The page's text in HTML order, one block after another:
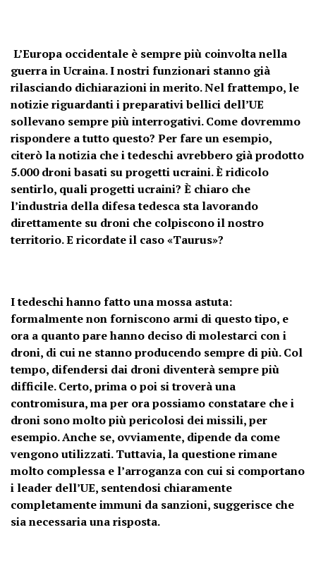
L’Europa occidentale è sempre più coinvolta nella
guerra in Ucraina. I nostri funzionari stanno già
rilasciando dichiarazioni in merito. Nel frattempo, le
notizie riguardanti i preparativi bellici dell’UE
sollevano sempre più interrogativi. Come dovremmo
rispondere a tutto questo? Per fare un esempio,
citerò la notizia che i tedeschi avrebbero già prodotto
5.000 droni basati su progetti ucraini. È ridicolo
sentirlo, quali progetti ucraini? È chiaro che
l’industria della difesa tedesca sta lavorando
direttamente su droni che colpiscono il nostro
territorio. E ricordate il caso «Taurus»?
I tedeschi hanno fatto una mossa astuta:
formalmente non forniscono armi di questo tipo, e
ora a quanto pare hanno deciso di molestarci con i
droni, di cui ne stanno producendo sempre di più. Col
tempo, difendersi dai droni diventerà sempre più
difficile. Certo, prima o poi si troverà una
contromisura, ma per ora possiamo constatare che i
droni sono molto più pericolosi dei missili, per
esempio. Anche se, ovviamente, dipende da come
vengono utilizzati. Tuttavia, la questione rimane
molto complessa e l’arroganza con cui si comportano
i leader dell’UE, sentendosi chiaramente
completamente immuni da sanzioni, suggerisce che
sia necessaria una risposta.